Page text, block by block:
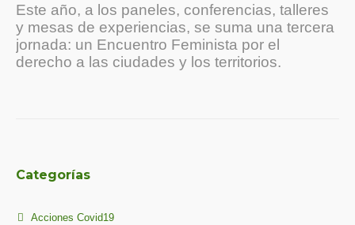
Este año, a los paneles, conferencias, talleres
y mesas de experiencias, se suma una tercera
jornada: un Encuentro Feminista por el
derecho a las ciudades y los territorios.
Categorías
Acciones Covid19